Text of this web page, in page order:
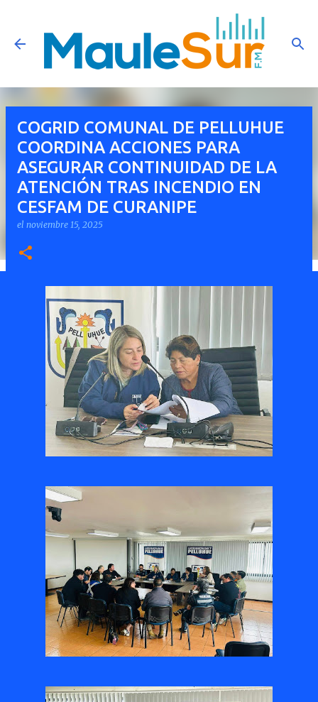
Ir al contenido principal
COGRID COMUNAL DE PELLUHUE
COORDINA ACCIONES PARA
ASEGURAR CONTINUIDAD DE LA
ATENCIÓN TRAS INCENDIO EN
CESFAM DE CURANIPE
el noviembre 15, 2025